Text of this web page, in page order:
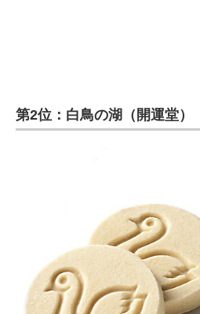
第2位：白鳥の湖（開運堂）